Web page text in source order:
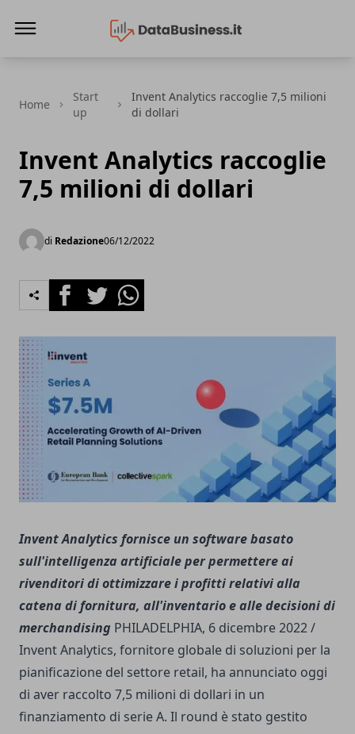
Home
Start
up
Invent Analytics raccoglie 7,5 milioni
di dollari
Invent Analytics raccoglie
7,5 milioni di dollari
di Redazione06/12/2022
FacebookTwitterWhatsapp
Invent Analytics fornisce un software basato
sull'intelligenza artificiale per permettere ai
rivenditori di ottimizzare i profitti relativi alla
catena di fornitura, all'inventario e alle decisioni di
merchandising PHILADELPHIA, 6 dicembre 2022 /
Invent Analytics, fornitore globale di soluzioni per la
pianificazione del settore retail, ha annunciato oggi
di aver raccolto 7,5 milioni di dollari in un
finanziamento di serie A. Il round è stato gestito